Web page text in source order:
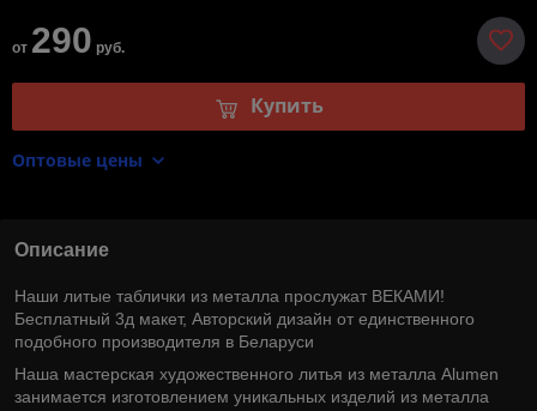
от 290 руб.
Купить
Оптовые цены
Описание
Наши литые таблички из металла прослужат ВЕКАМИ!
Бесплатный 3д макет, Авторский дизайн от единственного
подобного производителя в Беларуси
Наша мастерская художественного литья из металла Alumen
занимается изготовлением уникальных изделий из металла